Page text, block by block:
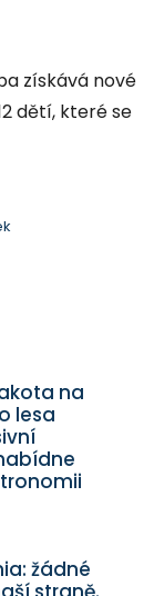
získává nové
dětí, které se
na
lesa
žádné